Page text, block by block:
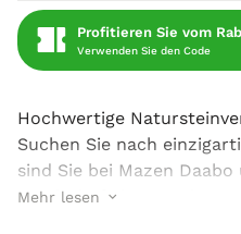
Profitieren Sie vom
Verwenden Sie den Code
Hochwertige
Suchen Sie nach
sind Sie bei Mazen
Landschaftsbau an der
Mehr lesen